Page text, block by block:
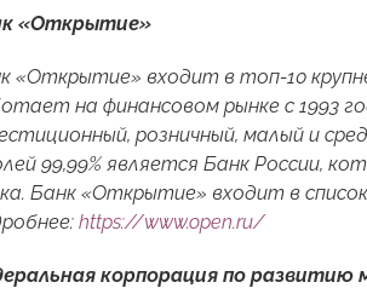
«Открытие»
«Открытие» входит в топ-10
на финансовом рынке с 1993
розничный, малый и
99,99% является Банк России,
Банк «Открытие» входит в
https://www.open.ru/
корпорация по развитию